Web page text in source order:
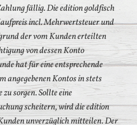
fällig. Die edition goldfisch
incl. Mehrwertsteuer und
der vom Kunden erteilten
von dessen Konto
hat für eine entsprechende
angegebenen Kontos in stets
sorgen. Sollte eine
scheitern, wird die edition
unverzüglich mitteilen. Der